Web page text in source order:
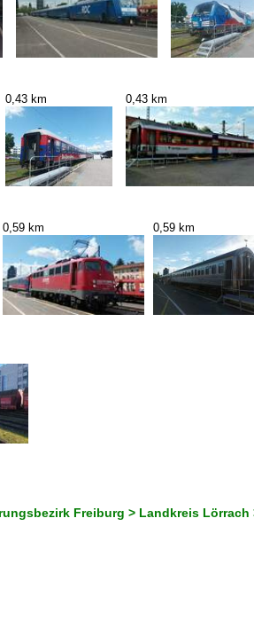
0,43 km 0,43 km
0,59 km 0,59 km
Freiburg > Landkreis